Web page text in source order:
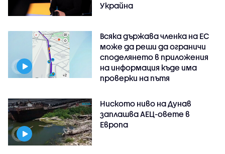
Украйна
Всяка държава членка на ЕС
може да реши да ограничи
споделянето в приложения
на информация къде има
проверки на пътя
Ниското ниво на Дунав
заплашва АЕЦ-овете в
Европа